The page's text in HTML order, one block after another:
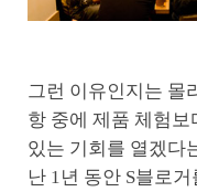
그런 이유인지는 몰
항 중에 제품 체험
있는 기회를 열겠다
난 1년 동안 S블로